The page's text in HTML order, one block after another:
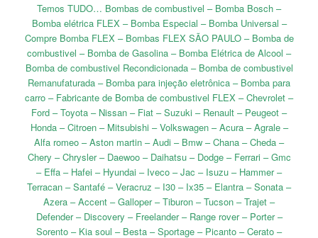
Temos TUDO… Bombas de combustivel – Bomba Bosch –
Bomba elétrica FLEX – Bomba Especial – Bomba Universal –
Compre Bomba FLEX – Bombas FLEX SÃO PAULO – Bomba de
combustivel – Bomba de Gasolina – Bomba Elétrica de Alcool –
Bomba de combustivel Recondicionada – Bomba de combustivel
Remanufaturada – Bomba para injeção eletrônica – Bomba para
carro – Fabricante de Bomba de combustivel FLEX – Chevrolet –
Ford – Toyota – Nissan – Fiat – Suzuki – Renault – Peugeot –
Honda – Citroen – Mitsubishi – Volkswagen – Acura – Agrale –
Alfa romeo – Aston martin – Audi – Bmw – Chana – Cheda –
Chery – Chrysler – Daewoo – Daihatsu – Dodge – Ferrari – Gmc
– Effa – Hafei – Hyundai – Iveco – Jac – Isuzu – Hammer –
Terracan – Santafé – Veracruz – I30 – Ix35 – Elantra – Sonata –
Azera – Accent – Galloper – Tiburon – Tucson – Trajet –
Defender – Discovery – Freelander – Range rover – Porter –
Sorento – Kia soul – Besta – Sportage – Picanto – Cerato –